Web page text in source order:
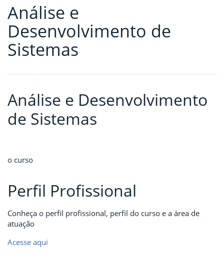
Fim da navegação
Início do conteúdo
Análise e
Desenvolvimento de
Sistemas
Análise e Desenvolvimento
de Sistemas
o curso
Perfil Profissional
Conheça o perfil profissional, perfil do curso e a área de
atuação
Acesse aqui